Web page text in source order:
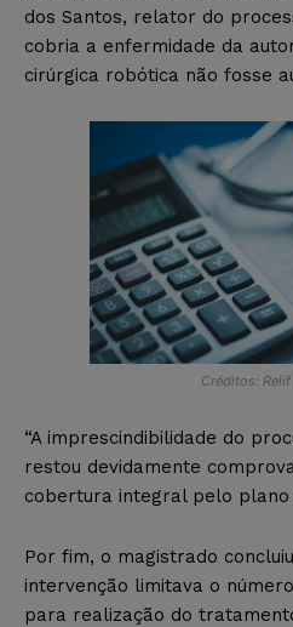
dos Santos, relator do
cobria a enfermidade da
cirúrgica robótica não fosse
Créditos:
“A imprescindibilidade do
restou devidamente
cobertura integral pelo plano
Por fim, o magistrado
intervenção limitava o
para realização do